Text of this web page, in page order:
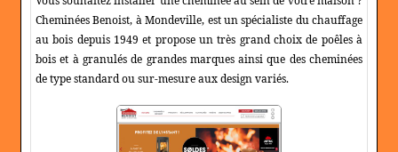
Cheminées Benoist, à Mondeville, est un spécialiste du chauffage
au bois depuis 1949 et propose un très grand choix de poêles à
bois et à granulés de grandes marques ainsi que des cheminées
de type standard ou sur-mesure aux design variés.